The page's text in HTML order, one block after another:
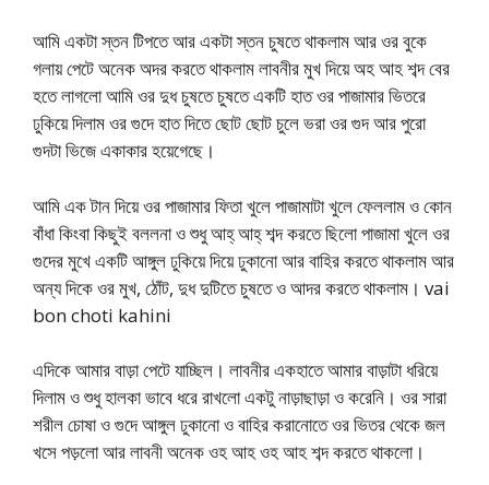
আমি একটা স্তন টিপতে আর একটা স্তন চুষতে থাকলাম আর ওর বুকে
গলায় পেটে অনেক অদর করতে থাকলাম লাবনীর মুখ দিয়ে অহ আহ শব্দ বের
হতে লাগলো আমি ওর দুধ চুষতে চুষতে একটি হাত ওর পাজামার ভিতরে
ঢুকিয়ে দিলাম ওর গুদে হাত দিতে ছোট ছোট চুলে ভরা ওর গুদ আর পুরো
গুদটা ভিজে একাকার হয়েগেছে।
আমি এক টান দিয়ে ওর পাজামার ফিতা খুলে পাজামাটা খুলে ফেললাম ও কোন
বাঁধা কিংবা কিছুই বললনা ও শুধু আহ্ আহ্ শব্দ করতে ছিলো পাজামা খুলে ওর
গুদের মুখে একটি আঙ্গুল ঢুকিয়ে দিয়ে ঢুকানো আর বাহির করতে থাকলাম আর
অন্য দিকে ওর মুখ, ঠোঁট, দুধ দুটিতে চুষতে ও আদর করতে থাকলাম। vai
bon choti kahini
এদিকে আমার বাড়া পেটে যাচ্ছিল। লাবনীর একহাতে আমার বাড়াটা ধরিয়ে
দিলাম ও শুধু হালকা ভাবে ধরে রাখলো একটু নাড়াছাড়া ও করেনি। ওর সারা
শরীল চোষা ও গুদে আঙ্গুল ঢুকানো ও বাহির করানোতে ওর ভিতর থেকে জল
খসে পড়লো আর লাবনী অনেক ওহ আহ ওহ আহ শব্দ করতে থাকলো।